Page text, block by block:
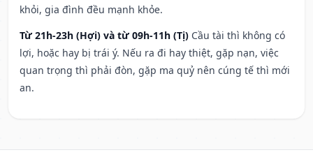
khỏi, gia đình đều mạnh khỏe.
Từ 21h-23h (Hợi) và từ 09h-11h (Tị) Cầu tài thì không có
lợi, hoặc hay bị trái ý. Nếu ra đi hay thiệt, gặp nạn, việc
quan trọng thì phải đòn, gặp ma quỷ nên cúng tế thì mới
an.